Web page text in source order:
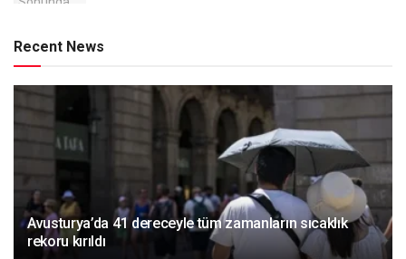
Recent News
Avusturya’da 41 dereceyle tüm zamanların sıcaklık
rekoru kırıldı